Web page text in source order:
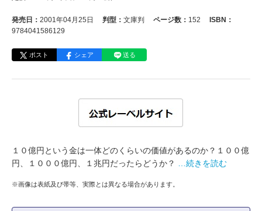
発売日： 2001年04月25日 判型： 文庫判 ページ数： 152
ISBN：
9784041586129
ポスト シェア 送る
１０億円という金は一体どのくらいの価値があるのか？１００億
円、１０００億円、１兆円だったらどうか？
…続きを読む
※画像は表紙及び帯等、実際とは異なる場合があります。